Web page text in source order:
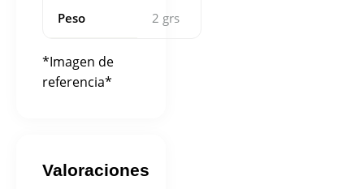
Peso 2 grs
*Imagen de
referencia*
Valoraciones